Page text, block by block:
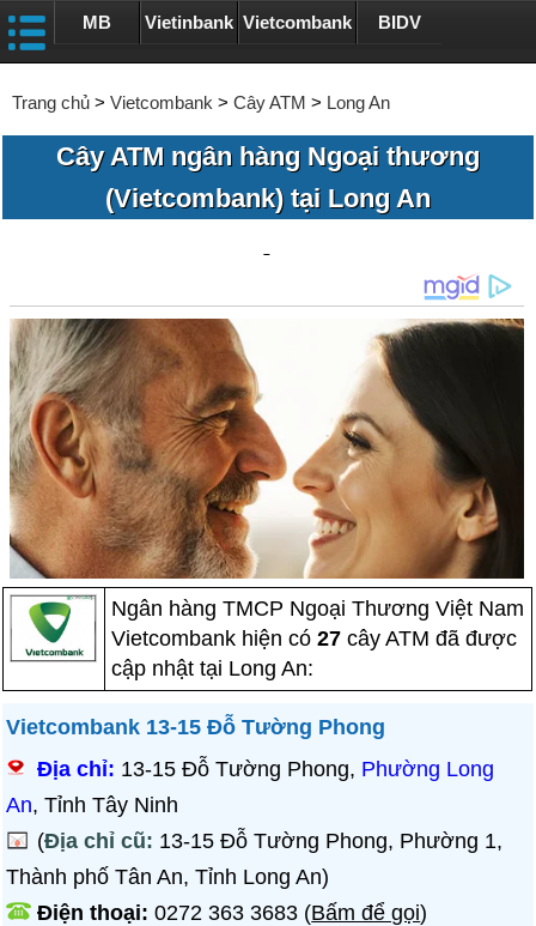
MB Vietinbank Vietcombank BIDV
Trang chủ > Vietcombank > Cây ATM > Long An
Cây ATM ngân hàng Ngoại thương
(Vietcombank) tại Long An
Ngân hàng TMCP Ngoại Thương Việt Nam
Vietcombank hiện có27 cây ATM đã được
cập nhật tại Long An:
Vietcombank 13-15 Đỗ Tường Phong
Địa chỉ: 13-15 Đỗ Tường Phong, Phường Long
An, Tỉnh Tây Ninh
(Địa chỉ cũ: 13-15 Đỗ Tường Phong, Phường 1,
Thành phố Tân An, Tỉnh Long An)
Điện thoại:0272 363 3683 (Bấm để gọi)